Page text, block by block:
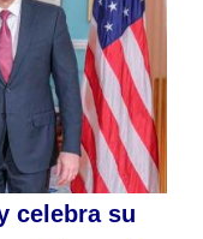
celebra su